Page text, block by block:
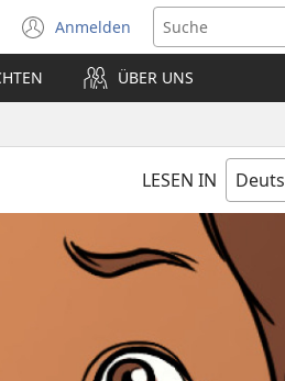
Anmelden
(öffnet
neues
Fenster)ÜBER UNS
LESEN IN